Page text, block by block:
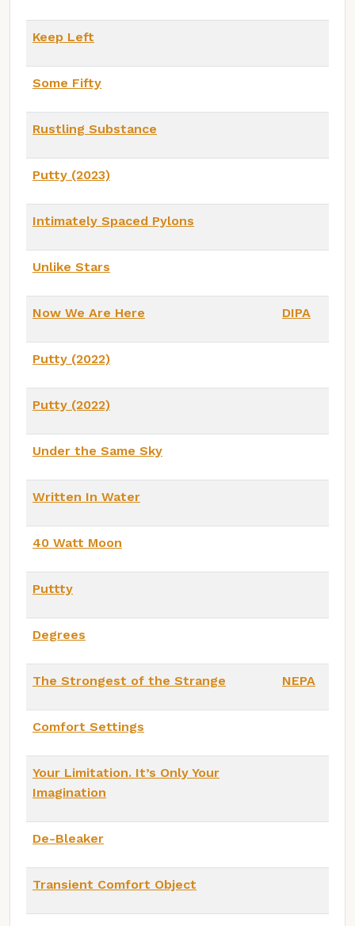
Keep Left
Some Fifty
Rustling Substance
Putty (2023)
Intimately Spaced Pylons
Unlike Stars
Now We Are Here DIPA
Putty (2022)
Putty (2022)
Under the Same Sky
Written In Water
40 Watt Moon
Puttty
Degrees
The Strongest of the Strange NEPA
Comfort Settings
Your Limitation. It’s Only Your
Imagination
De-Bleaker
Transient Comfort Object